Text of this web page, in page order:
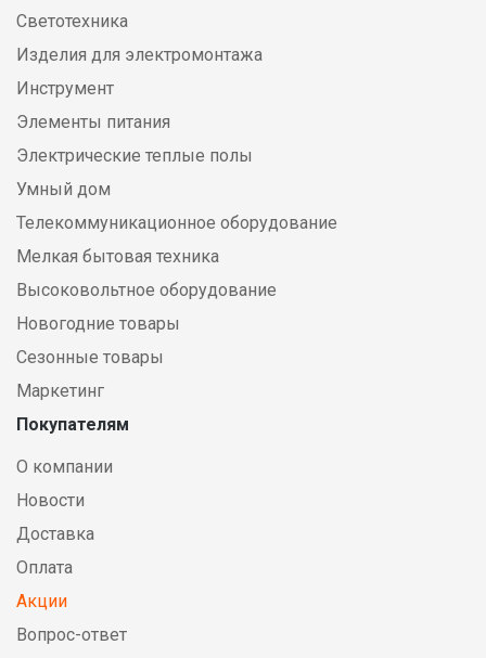
Светотехника
Изделия для электромонтажа
Инструмент
Элементы питания
Электрические теплые полы
Умный дом
Телекоммуникационное оборудование
Мелкая бытовая техника
Высоковольтное оборудование
Новогодние товары
Сезонные товары
Маркетинг
Покупателям
О компании
Новости
Доставка
Оплата
Акции
Вопрос-ответ